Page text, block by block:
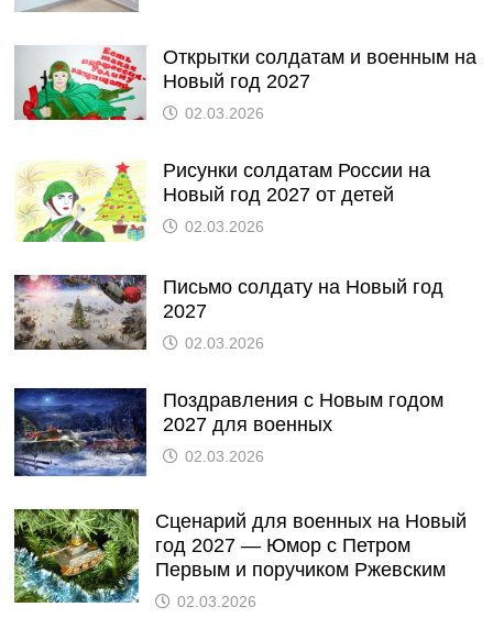
Открытки солдатам и военным на
Новый год 2027
02.03.2026
Рисунки солдатам России на
Новый год 2027 от детей
02.03.2026
Письмо солдату на Новый год
2027
02.03.2026
Поздравления с Новым годом
2027 для военных
02.03.2026
Сценарий для военных на Новый
год 2027 — Юмор с Петром
Первым и поручиком Ржевским
02.03.2026